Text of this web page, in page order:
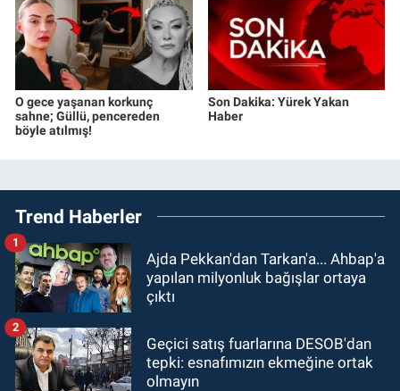
O gece yaşanan korkunç
sahne; Güllü, pencereden
böyle atılmış!
Son Dakika: Yürek Yakan
Haber
Trend Haberler
Ajda Pekkan'dan Tarkan'a... Ahbap'a
yapılan milyonluk bağışlar ortaya
çıktı
1
Geçici satış fuarlarına DESOB'dan
tepki: esnafımızın ekmeğine ortak
olmayın
2